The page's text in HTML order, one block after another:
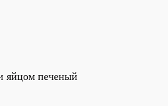
яйцом печеный